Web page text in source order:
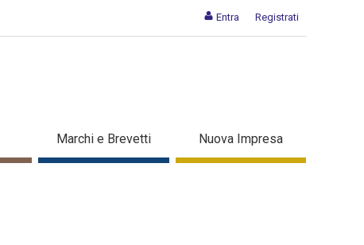
Entra Registrati
- Dettaglio in evidenza
Marchi e Brevetti Nuova Impresa